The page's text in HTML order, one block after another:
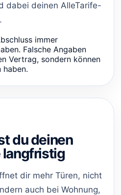
dabei deinen AlleTarife-
immer
Falsche Angaben
Vertrag, sondern können
haben.
du deinen
langfristig
dir mehr Türen, nicht
auch bei Wohnung,